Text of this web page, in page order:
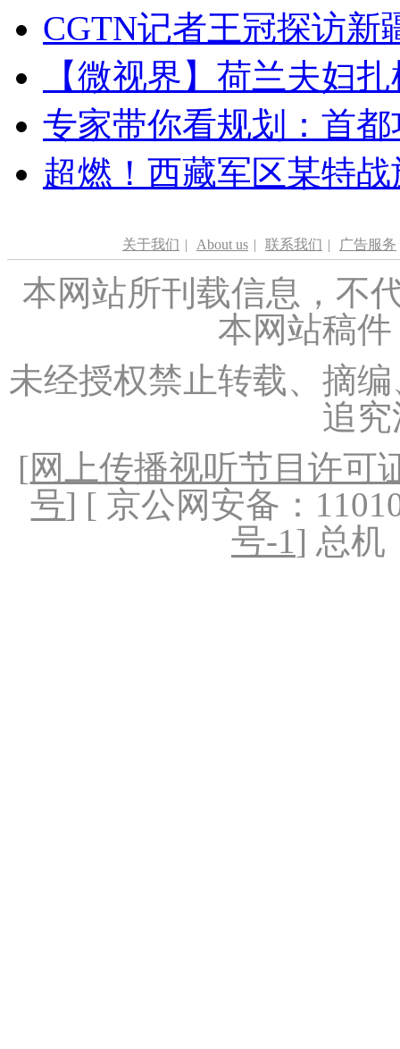
CGTN记者王冠探访新
【微视界】荷兰夫妇
专家带你看规划：首
超燃！西藏军区某特
关于我们 | About us | 联系我们 | 广告服务
本网站所刊载信息，不
本网站稿
未经授权禁止转载、摘
追
[网上传播视听节目许可
号] [ 京公网安备：
号-1] 总机